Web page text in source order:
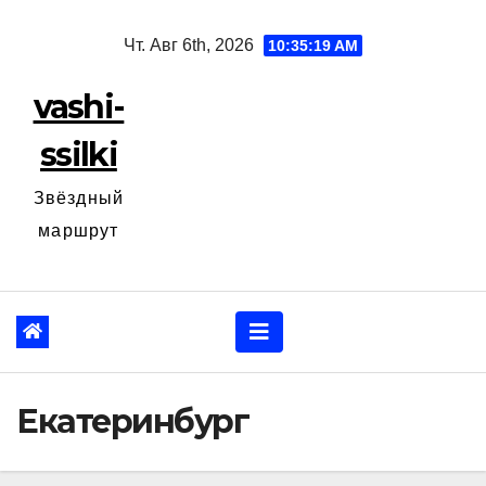
Чт. Авг 6th, 2026 10:35:20 AM
vashi-
ssilki
Звёздный
маршрут
Екатеринбург